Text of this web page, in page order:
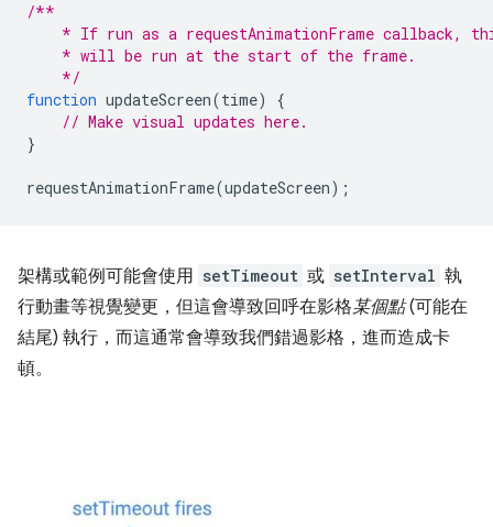
/**
* If run as a requestAnimationFrame callback,
    * will be run at the start of the frame.
    */
function updateScreen(time)
{
// Make visual updates here.
}
requestAnimationFrame(updateScreen);
架構或範例可能會使用 setTimeout 或 setInterval 執
行動畫等視覺變更，但這會導致回呼在影格某個點(可能在
結尾) 執行，而這通常會導致我們錯過影格，進而造成卡
頓。